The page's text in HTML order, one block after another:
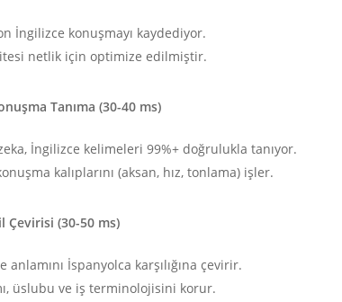
İngilizce konuşmayı kaydediyor.
netlik için optimize edilmiştir.
Tanıma (30-40 ms)
İngilizce kelimeleri 99%+ doğrulukla tanıyor.
kalıplarını (aksan, hız, tonlama) işler.
Çevirisi (30-50 ms)
anlamını İspanyolca karşılığına çevirir.
üslubu ve iş terminolojisini korur.